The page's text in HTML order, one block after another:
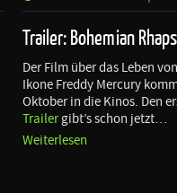
Trailer: Bohemian
Der Film über das Leben
Ikone Freddy Mercury
Oktober in die Kinos. Den
Trailergibt’s schon jetzt…
Weiterlesen